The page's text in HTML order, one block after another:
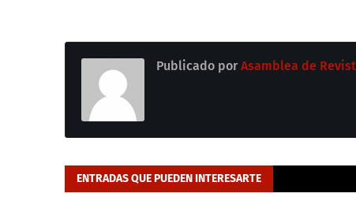
Publicado por Asamblea de
ENTRADAS QUE PUEDEN INTERESARTE